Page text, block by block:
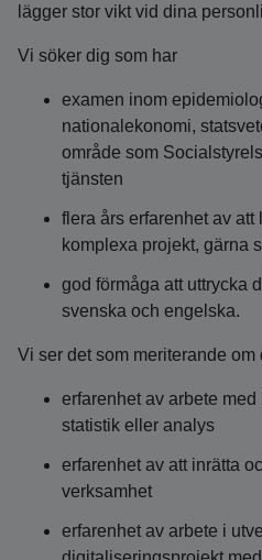
lägger stor vikt vid dina
Vi söker dig som har
examen inom
nationalekonomi,
område som
tjänsten
flera års erfarenhet av att
komplexa projekt, gärna
god förmåga att uttrycka
svenska och engelska.
Vi ser det som meriterande om
erfarenhet av arbete
statistik eller analys
erfarenhet av att inrätta
verksamhet
erfarenhet av arbete i